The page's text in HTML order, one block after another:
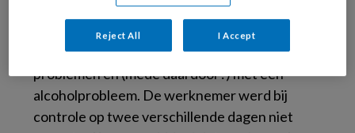
ontslagen, omdat hij zich onttrok aan de
controle van zijn arbeidsongeschiktheid. De
werknemer kampte met psychische
problemen en (mede daardoor?) met een
alcoholprobleem. De werknemer werd bij
controle op twee verschillende dagen niet
Reject All I Accept